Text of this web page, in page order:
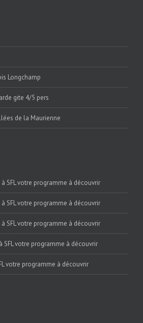
Longchamp
gite 4/5 pers
de la Maurienne
à SFL votre programme à découvrir
à SFL votre programme à découvrir
à SFL votre programme à découvrir
SFL votre programme à découvrir
votre programme à découvrir